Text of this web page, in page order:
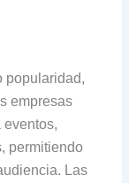
popularidad,
empresas
eventos,
permitiendo
Las